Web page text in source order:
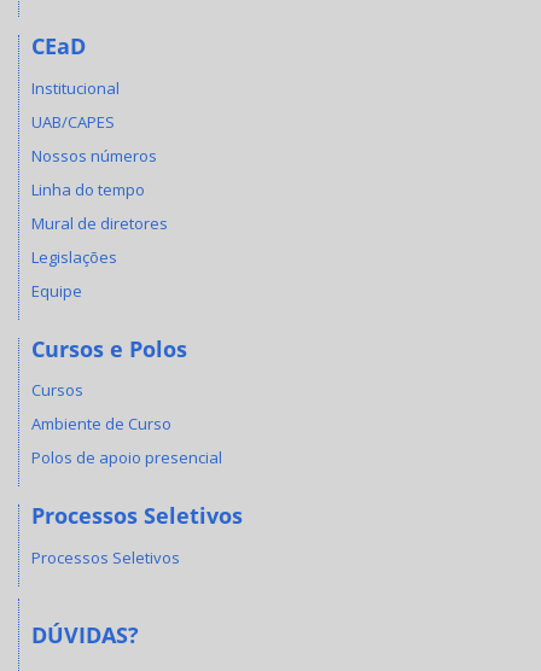
CEaD
Institucional
UAB/CAPES
Nossos números
Linha do tempo
Mural de diretores
Legislações
Equipe
Cursos e Polos
Cursos
Ambiente de Curso
Polos de apoio presencial
Processos Seletivos
Processos Seletivos
DÚVIDAS?